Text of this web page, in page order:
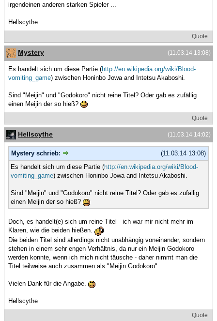
irgendeinen anderen starken Spieler ...
Hellscythe
Quote
(11.03.14 13:08)
Mystery
Es handelt sich um diese Partie (http://en.wikipedia.org/wiki/Blood-
vomiting_game) zwischen Honinbo Jowa and Intetsu Akaboshi.
Sind "Meijin" und "Godokoro" nicht reine Titel? Oder gab es zufällig
einen Meijin der so hieß?
Quote
(11.03.14 14:02)
Hellscythe
(11.03.14 13:08)
Mystery schrieb:
Es handelt sich um diese Partie (http://en.wikipedia.org/wiki/Blood-
vomiting_game) zwischen Honinbo Jowa and Intetsu Akaboshi.
Sind "Meijin" und "Godokoro" nicht reine Titel? Oder gab es zufällig
einen Meijin der so hieß?
Doch, es handelt(e) sich um reine Titel - ich war mir nicht mehr im
Klaren, wie die beiden hießen.
Die beiden Titel sind allerdings nicht unabhängig voneinander, sondern
stehen in einem sehr engen Verhältnis, da nur ein Meijin Godokoro
werden konnte, wenn ich mich nicht täusche - daher nimmt man die
Titel teilweise auch zusammen als "Meijin Godokoro".
Vielen Dank für die Angabe.
Hellscythe
Quote